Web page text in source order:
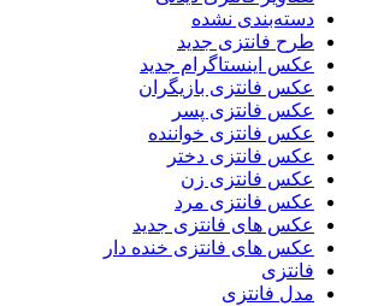
دسته‌بندی نشده
طرح فانتزی جدید
عکس اینستاگرام جدید
عکس فانتزی بازیگران
عکس فانتزی پسر
عکس فانتزی خواننده
عکس فانتزی دختر
عکس فانتزی زن
عکس فانتزی مرد
عکس های فانتزی جدید
عکس های فانتزی خنده دار
فانتزی
مدل فانتزی